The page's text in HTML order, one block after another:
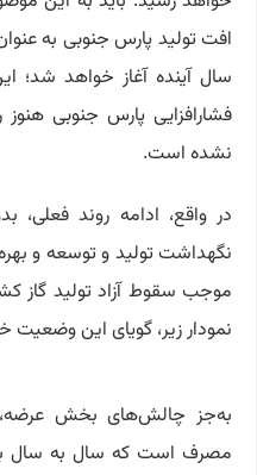
سال آینده آغاز خواهد
فشارافزایی پارس جنوبی
نشده است.
در واقع، ادامه روند فعلی،
نگهداشت تولید و توسعه و
موجب سقوط آزاد تولید گاز
نمودار زیر، گویای این وضعیت
به‌جز چالش‌های بخش